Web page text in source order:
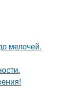
мелочей.